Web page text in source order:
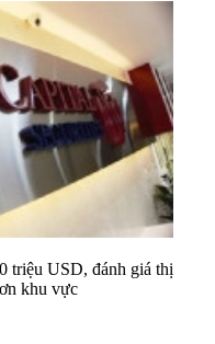
triệu USD, đánh giá thị
khu vực